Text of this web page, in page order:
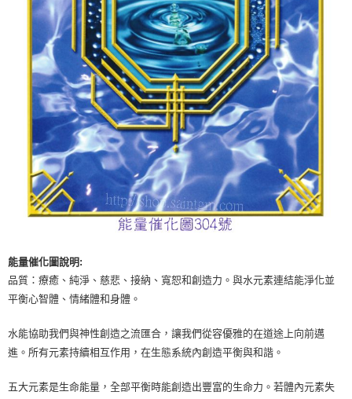
能量催化圖說明:
品質：療癒、純淨、慈悲、接納、寬恕和創造力。與水元素連結能淨化並
平衡心智體、情緒體和身體。
水能協助我們與神性創造之流匯合，讓我們從容優雅的在道途上向前邁
進。所有元素持續相互作用，在生態系統內創造平衡與和諧。
五大元素是生命能量，全部平衡時能創造出豐富的生命力。若體內元素失